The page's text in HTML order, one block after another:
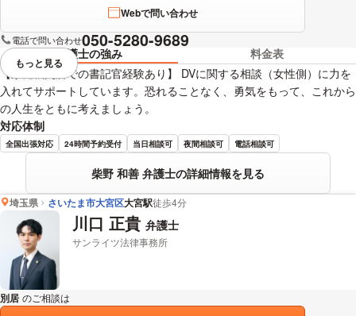
Webで問い合わせ
電話で問い合わせ050-5280-9689
弁護士の強み
料金表
【家庭裁判所での書記官経験あり】 DVに関する相談（女性側）に力を
入れてサポートしています。恐れることなく、勇気をもって、これから
の人生をともに考えましょう。
対応体制
全国出張対応 24時間予約受付 当日相談可 夜間相談可 電話相談可
柴野 和善 弁護士の詳細情報を見る
視覚的に省略されている要素を
もっと見る
埼玉県 さいたま市大宮区大宮駅徒歩4分
川口 正貴 弁護士
サンライツ法律事務所
別居 のご相談は